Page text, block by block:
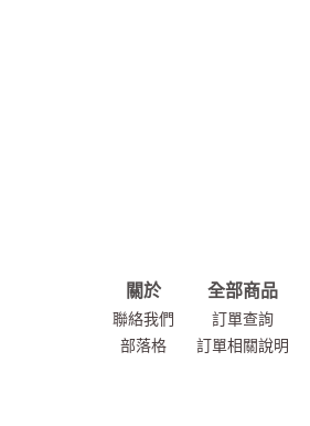
關於
聯絡我們
部落格
全部商品
訂單查詢
訂單相關說明